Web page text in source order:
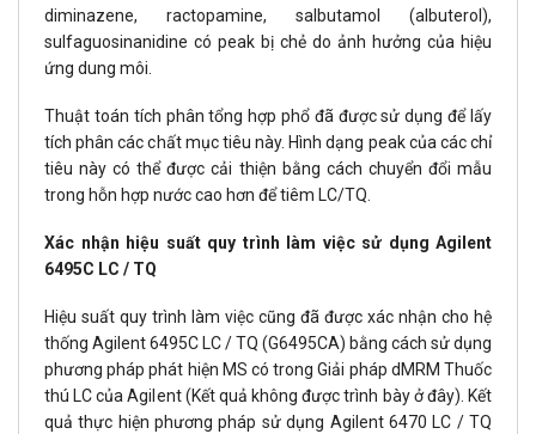
diminazene, ractopamine, salbutamol (albuterol),
sulfaguosinanidine có peak bị chẻ do ảnh hưởng của hiệu
ứng dung môi.
Thuật toán tích phân tổng hợp phổ đã được sử dụng để lấy
tích phân các chất mục tiêu này. Hình dạng peak của các chỉ
tiêu này có thể được cải thiện bằng cách chuyển đổi mẫu
trong hỗn hợp nước cao hơn để tiêm LC/TQ.
Xác nhận hiệu suất quy trình làm việc sử dụng Agilent
6495C LC / TQ
Hiệu suất quy trình làm việc cũng đã được xác nhận cho hệ
thống Agilent 6495C LC / TQ (G6495CA) bằng cách sử dụng
phương pháp phát hiện MS có trong Giải pháp dMRM Thuốc
thú LC của Agilent (Kết quả không được trình bày ở đây). Kết
quả thực hiện phương pháp sử dụng Agilent 6470 LC / TQ